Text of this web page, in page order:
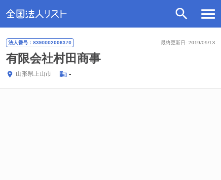
最終更新日: 2019/09/13
法人番号：8390002006370
有限会社村田商事
山形県上山市 -